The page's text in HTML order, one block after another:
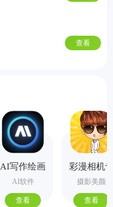
查看
AI写作绘画
视频PPT助
手
AI软件
查看
彩漫相机
业版
摄影美颜
查看